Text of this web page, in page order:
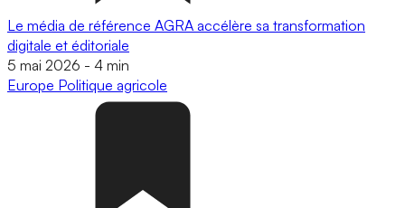
Le média de référence AGRA accélère sa transformation
digitale et éditoriale
5 mai 2026 - 4 min
Europe Politique agricole